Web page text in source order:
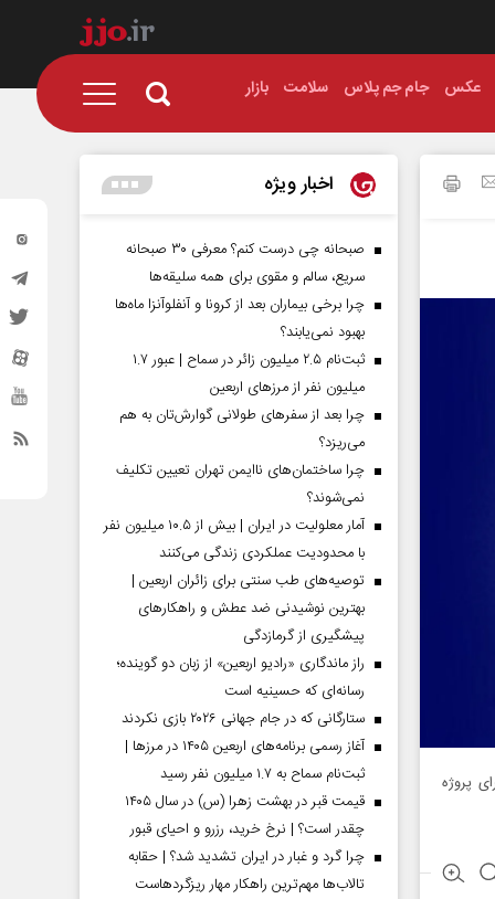
عکس جام جم پلاس سلامت بازار
در اجرای پروژه
اخبار ویژه
صبحانه چی درست کنم؟ معرفی ۳۰ صبحانه
سریع، سالم و مقوی برای همه سلیقه‌ها
چرا برخی بیماران بعد از کرونا و آنفلوآنزا ماه‌ها
بهبود نمی‌یابند؟
ثبت‌نام ۲.۵ میلیون زائر در سماح | عبور ۱.۷
میلیون نفر از مرز‌های اربعین
چرا بعد از سفرهای طولانی گوارش‌تان به هم
می‌ریزد؟
چرا ساختمان‌های ناایمن تهران تعیین تکلیف
نمی‌شوند؟
آمار معلولیت در ایران | بیش از ۱۰.۵ میلیون نفر
با محدودیت عملکردی زندگی می‌کنند
توصیه‌های طب سنتی برای زائران اربعین |
بهترین نوشیدنی ضد عطش و راهکارهای
پیشگیری از گرمازدگی
راز ماندگاری «رادیو اربعین» از زبان دو گوینده؛
رسانه‌ای که حسینیه است
ستارگانی که در جام جهانی ۲۰۲۶ بازی نکردند
آغاز رسمی برنامه‌های اربعین ۱۴۰۵ در مرز‌ها |
ثبت‌نام سماح به ۱.۷ میلیون نفر رسید
قیمت قبر در بهشت زهرا (س) در سال ۱۴۰۵
چقدر است؟ | نرخ خرید، رزرو و احیای قبور
چرا گرد و غبار در ایران تشدید شد؟ | حقابه
تالاب‌ها مهم‌ترین راهکار مهار ریزگردهاست